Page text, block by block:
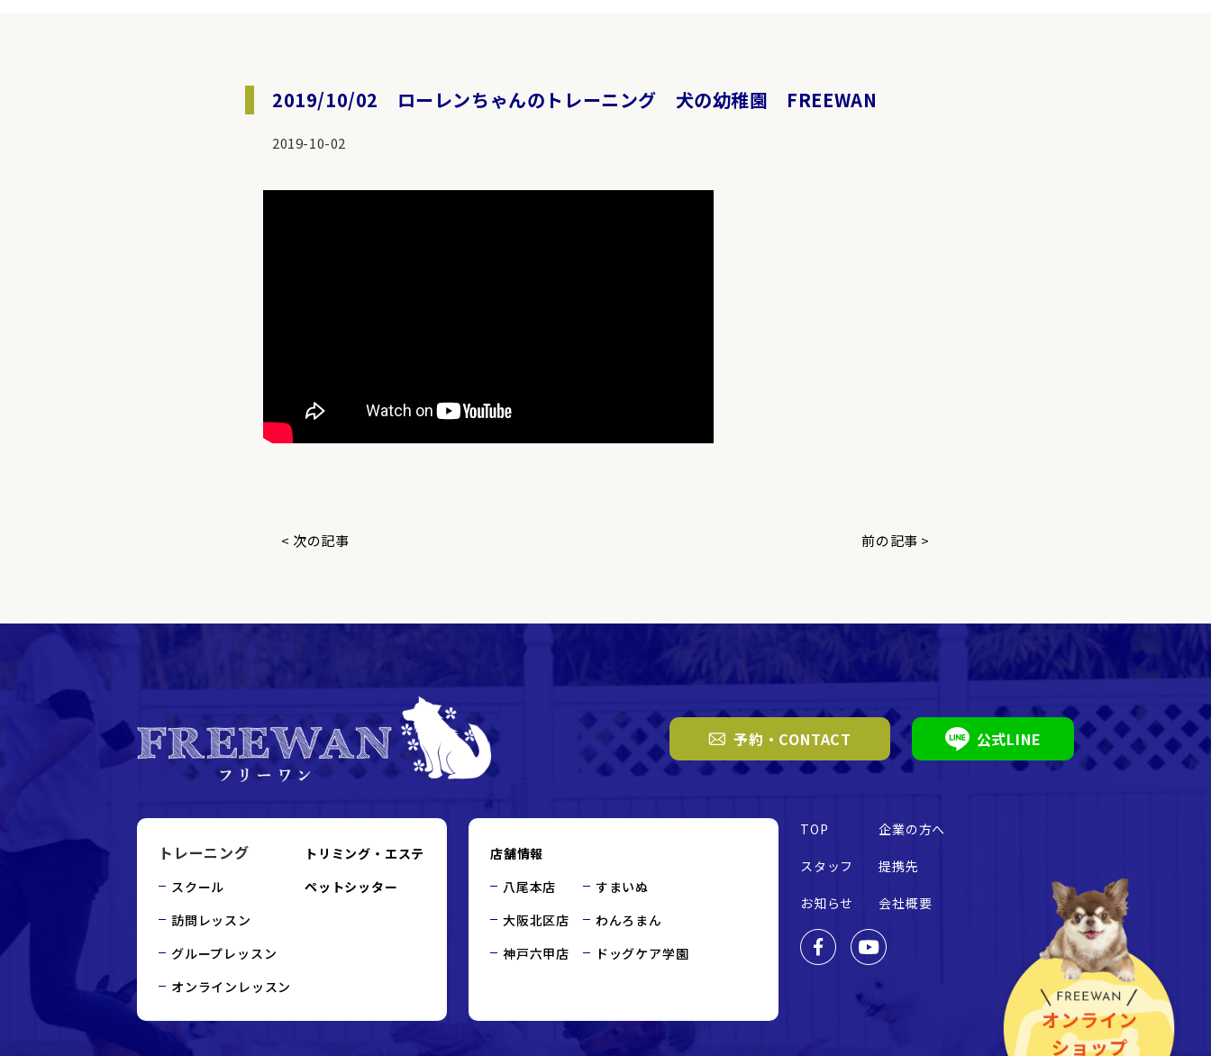
2019/10/02 ローレンちゃんのトレーニング 犬の幼稚園 FREEWAN
2019-10-02
< 次の記事 前の記事 >
予約・CONTACT 公式LINE
トレーニング
スクール
訪問レッスン
グループレッスン
オンラインレッスン
トリミング・エステ
ペットシッター
店舗情報
八尾本店
大阪北区店
神戸六甲店
すまいぬ
わんろまん
ドッグケア学園
TOP 企業の方へ
スタッフ 提携先
お知らせ 会社概要